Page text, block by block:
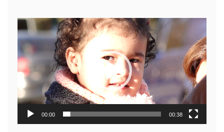
Reproductor
de
video
00:00 00:38